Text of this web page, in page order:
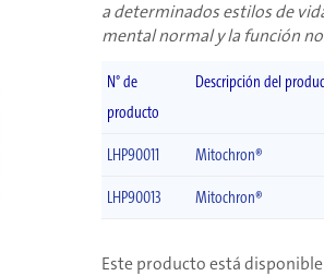
a determinados estilos de
mental normal y la función
N° de
producto
Descripción del
LHP90011 Mitochron®
LHP90013 Mitochron®
Este producto está